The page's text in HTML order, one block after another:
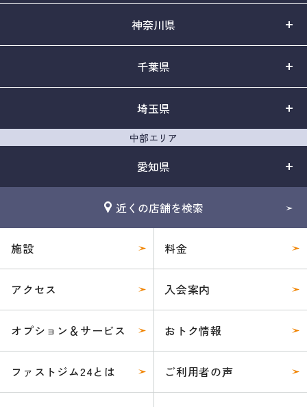
神奈川県
千葉県
埼玉県
中部エリア
愛知県
近くの店舗を検索
施設 料金
アクセス 入会案内
オプション＆サービス おトク情報
ファストジム24とは ご利用者の声